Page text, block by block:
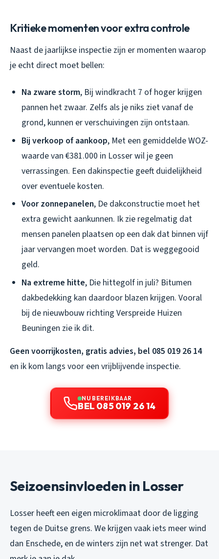
Kritieke momenten voor extra controle
Naast de jaarlijkse inspectie zijn er momenten waarop
je echt direct moet bellen:
Na zware storm, Bij windkracht 7 of hoger krijgen
pannen het zwaar. Zelfs als je niks ziet vanaf de
grond, kunnen er verschuivingen zijn ontstaan.
Bij verkoop of aankoop, Met een gemiddelde WOZ-
waarde van €381.000 in Losser wil je geen
verrassingen. Een dakinspectie geeft duidelijkheid
over eventuele kosten.
Voor zonnepanelen, De dakconstructie moet het
extra gewicht aankunnen. Ik zie regelmatig dat
mensen panelen plaatsen op een dak dat binnen vijf
jaar vervangen moet worden. Dat is weggegooid
geld.
Na extreme hitte, Die hittegolf in juli? Bitumen
dakbedekking kan daardoor blazen krijgen. Vooral
bij de nieuwbouw richting Verspreide Huizen
Beuningen zie ik dit.
Geen voorrijkosten, gratis advies, bel 085 019 26 14
en ik kom langs voor een vrijblijvende inspectie.
NU BEREIKBAAR
BEL 085 019 26 14
Seizoensinvloeden in Losser
Losser heeft een eigen microklimaat door de ligging
tegen de Duitse grens. We krijgen vaak iets meer wind
dan Enschede, en de winters zijn net wat strenger. Dat